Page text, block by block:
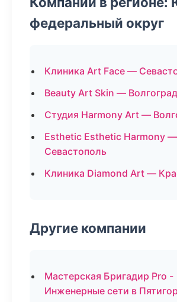
федеральный округ
Клиника Art Face —
Beauty Art Skin — Волгоград
Студия Harmony Art —
Esthetic Esthetic Harmony —
Севастополь
Клиника Diamond Art —
Другие компании
Мастерская Бригадир Pro -
Инженерные сети в